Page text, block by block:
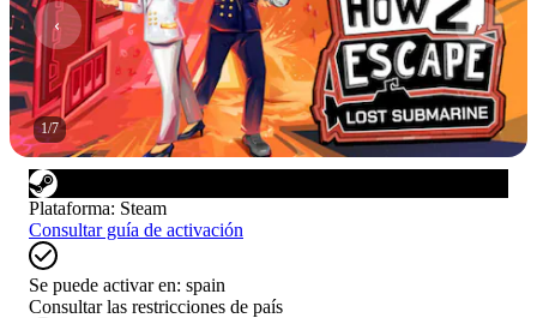
1/7
Plataforma: Steam
Consultar guía de activación
Se puede activar en: spain
Consultar las restricciones de país